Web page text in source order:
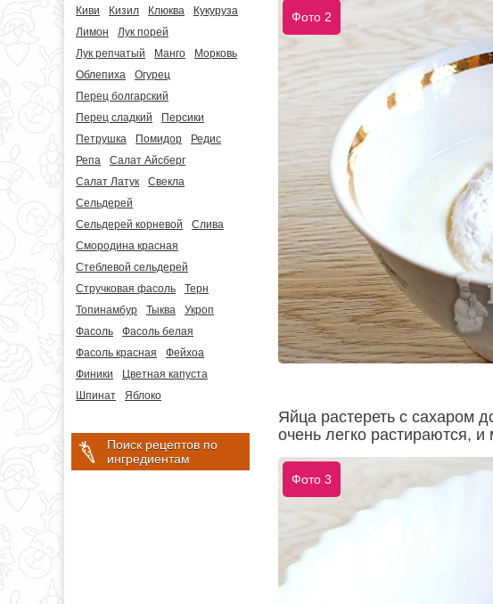
Киви
Кизил Клюква
Кукуруза
Лимон
Лук порей
Лук репчатый
Манго
Морковь
Облепиха
Огурец
Перец болгарский
Перец сладкий
Персики
Петрушка
Помидор
Редис
Репа
Салат Айсберг
Салат Латук
Свекла
Сельдерей
Сельдерей корневой
Слива
Смородина красная
Стеблевой сельдерей
Стручковая фасоль
Терн
Топинамбур
Тыква
Укроп
Фасоль
Фасоль белая
Фасоль красная
Фейхоа
Финики
Цветная капуста
Шпинат
Яблоко
Поиск рецептов по
ингредиентам
Фото 2
Яйца растереть с сахаром
очень легко растираются, и
Фото 3